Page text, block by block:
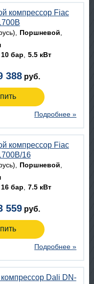
компрессор Fiac
Поршневой
10 бар 5.5 кВт
388 руб.
Подробнее »
компрессор Fiac
16
Поршневой
16 бар 7.5 кВт
559 руб.
Подробнее »
Dali DN-